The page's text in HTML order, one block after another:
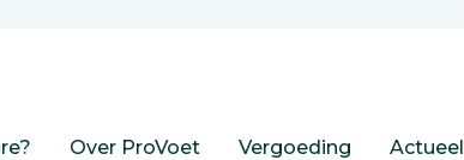
Over ProVoet Vergoeding Actueel